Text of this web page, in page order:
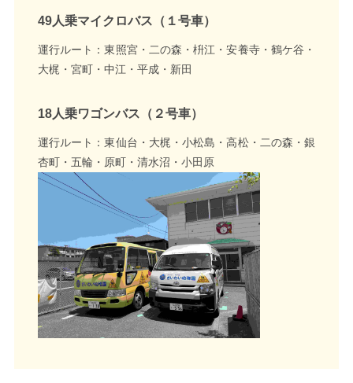
49人乗マイクロバス（１号車）
運行ルート：東照宮・二の森・枡江・安養寺・鶴ケ谷・
大梶・宮町・中江・平成・新田
18人乗ワゴンバス（２号車）
運行ルート：東仙台・大梶・小松島・高松・二の森・銀
杏町・五輪・原町・清水沼・小田原